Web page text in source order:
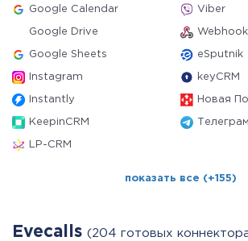
Google Calendar Viber
Google Drive
Google Sheets eSputnik
Instagram keyCRM
Instantly Новая
KeepinCRM Телеграм
LP-CRM
показать все (+155)
Evecalls (204 готовых